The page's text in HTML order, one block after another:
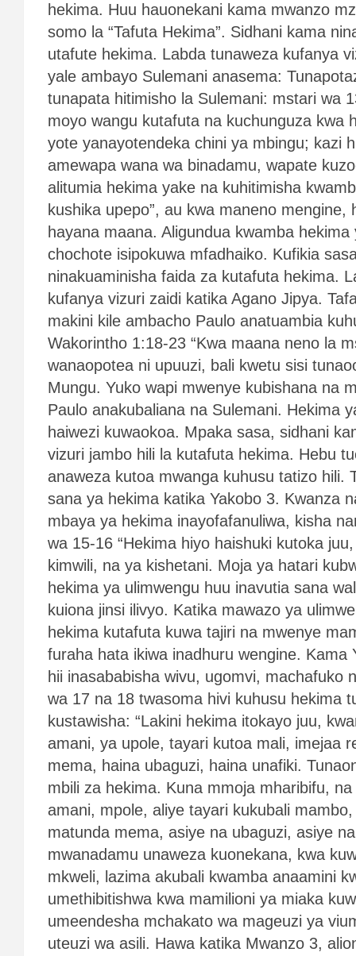
hekima. Huu hauonekani kama mwanzo
somo la “Tafuta Hekima”. Sidhani kama
utafute hekima. Labda tunaweza kufanya
yale ambayo Sulemani anasema:
tunapata hitimisho la Sulemani: mstari wa
moyo wangu kutafuta na kuchunguza kwa
yote yanayotendeka chini ya mbingu; kazi
amewapa wana wa binadamu, wapate
alitumia hekima yake na kuhitimisha
kushika upepo”, au kwa maneno mengine,
hayana maana. Aligundua kwamba hekima
chochote isipokuwa mfadhaiko. Kufikia
ninakuaminisha faida za kutafuta hekima.
kufanya vizuri zaidi katika Agano Jipya.
makini kile ambacho Paulo anatuambia
Wakorintho 1:18-23 “Kwa maana neno la
wanaopotea ni upuuzi, bali kwetu sisi
Mungu. Yuko wapi mwenye kubishana na
Paulo anakubaliana na Sulemani. Hekima
haiwezi kuwaokoa. Mpaka sasa, sidhani
vizuri jambo hili la kutafuta hekima. Hebu
anaweza kutoa mwanga kuhusu tatizo hili.
sana ya hekima katika Yakobo 3. Kwanza
mbaya ya hekima inayofafanuliwa, kisha
wa 15-16 “Hekima hiyo haishuki kutoka
kimwili, na ya kishetani. Moja ya hatari
hekima ya ulimwengu huu inavutia sana
kuiona jinsi ilivyo. Katika mawazo ya
hekima kutafuta kuwa tajiri na mwenye
furaha hata ikiwa inadhuru wengine. Kama
hii inasababisha wivu, ugomvi, machafuko
wa 17 na 18 twasoma hivi kuhusu hekima
kustawisha: “Lakini hekima itokayo juu,
amani, ya upole, tayari kutoa mali, imejaa
mema, haina ubaguzi, haina unafiki.
mbili za hekima. Kuna mmoja mharibifu,
amani, mpole, aliye tayari kukubali
matunda mema, asiye na ubaguzi, asiye
mwanadamu unaweza kuonekana, kwa
mkweli, lazima akubali kwamba anaamini
umethibitishwa kwa mamilioni ya miaka
umeendesha mchakato wa mageuzi ya
uteuzi wa asili. Hawa katika Mwanzo 3,